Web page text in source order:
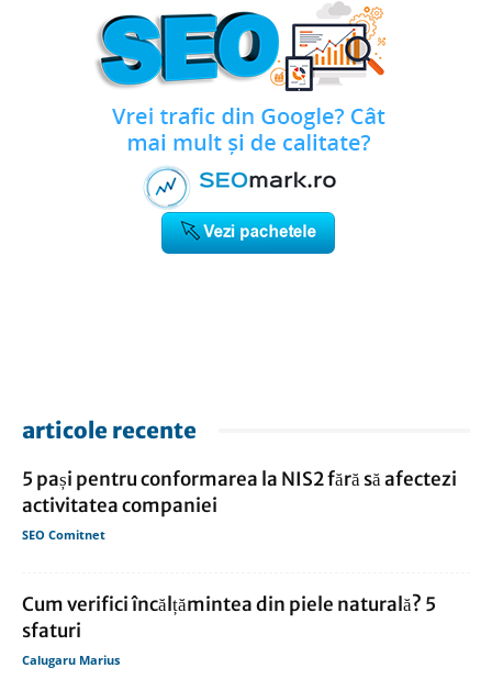
articole recente
5 pași pentru conformarea la NIS2 fără să afectezi
activitatea companiei
SEO Comitnet
Cum verifici încălțămintea din piele naturală? 5
sfaturi
Calugaru Marius